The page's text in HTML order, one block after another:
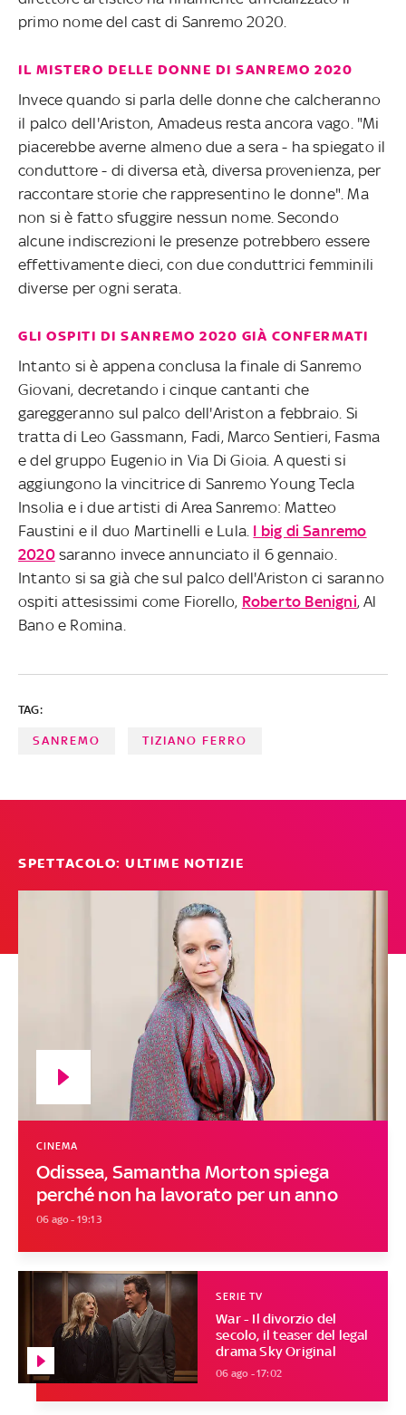
primo nome del cast di Sanremo 2020.
IL MISTERO DELLE DONNE DI SANREMO 2020
Invece quando si parla delle donne che calcheranno
il palco dell'Ariston, Amadeus resta ancora vago. "Mi
piacerebbe averne almeno due a sera - ha spiegato il
conduttore - di diversa età, diversa provenienza, per
raccontare storie che rappresentino le donne". Ma
non si è fatto sfuggire nessun nome. Secondo
alcune indiscrezioni le presenze potrebbero essere
effettivamente dieci, con due conduttrici femminili
diverse per ogni serata.
GLI OSPITI DI SANREMO 2020 GIÀ CONFERMATI
Intanto si è appena conclusa la finale di Sanremo
Giovani, decretando i cinque cantanti che
gareggeranno sul palco dell'Ariston a febbraio. Si
tratta di Leo Gassmann, Fadi, Marco Sentieri, Fasma
e del gruppo Eugenio in Via Di Gioia. A questi si
aggiungono la vincitrice di Sanremo Young Tecla
Insolia e i due artisti di Area Sanremo: Matteo
Faustini e il duo Martinelli e Lula. I big di Sanremo
2020saranno invece annunciato il 6 gennaio.
Intanto si sa già che sul palco dell'Ariston ci saranno
ospiti attesissimi come Fiorello, Roberto Benigni, Al
Bano e Romina.
TAG:
SANREMO TIZIANO FERRO
SPETTACOLO: ULTIME NOTIZIE
Odissea, Samantha Morton spiega
perché non ha lavorato per un anno
CINEMA
06 ago - 19:13
War - Il divorzio del
secolo, il teaser del legal
drama Sky Original
SERIE TV
06 ago - 17:02